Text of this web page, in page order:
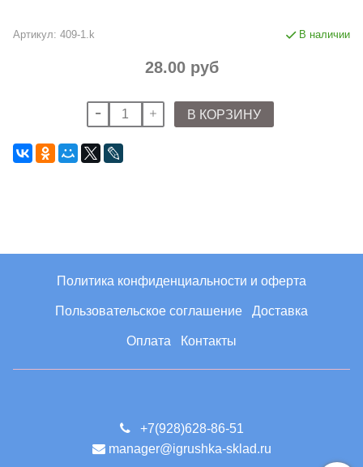
Артикул: 409-1.k В наличии
28.00 руб
В КОРЗИНУ
Политика конфиденциальности и оферта
Пользовательское соглашение Доставка
Оплата Контакты
+7(928)628-86-51
manager@igrushka-sklad.ru